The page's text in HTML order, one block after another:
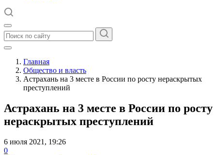
Главная
Общество и власть
Астрахань на 3 месте в России по росту нераскрытых
преступлений
Астрахань на 3 месте в России по росту
нераскрытых преступлений
6 июля 2021, 19:26
0